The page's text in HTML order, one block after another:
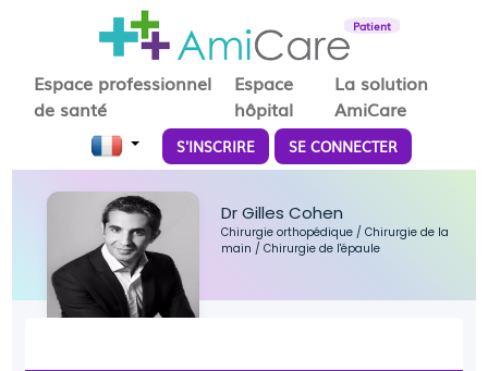
Patient
Espace professionnel
de santé
Espace
hôpital
La solution
AmiCare
S'INSCRIRE SE CONNECTER
Dr Gilles Cohen
Chirurgie orthopédique/Chirurgie de la
main/Chirurgie de l'épaule